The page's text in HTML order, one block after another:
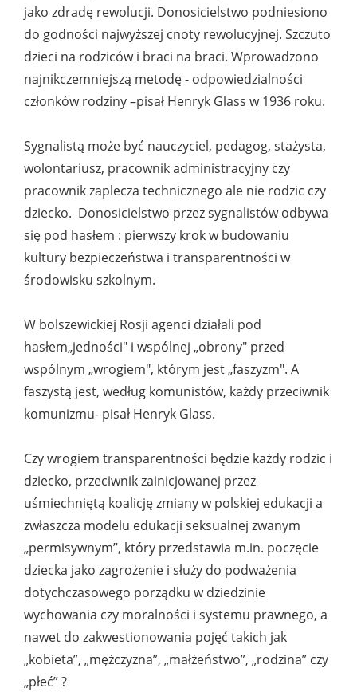
jako zdradę rewolucji. Donosicielstwo podniesiono
do godności najwyższej cnoty rewolucyjnej. Szczuto
dzieci na rodziców i braci na braci. Wprowadzono
najnikczemniejszą metodę - odpowiedzialności
członków rodziny –pisał Henryk Glass w 1936 roku.
Sygnalistą może być nauczyciel, pedagog, stażysta,
wolontariusz, pracownik administracyjny czy
pracownik zaplecza technicznego ale nie rodzic czy
dziecko. Donosicielstwo przez sygnalistów odbywa
się pod hasłem : pierwszy krok w budowaniu
kultury bezpieczeństwa i transparentności w
środowisku szkolnym.
W bolszewickiej Rosji agenci działali pod
hasłem„jedności" i wspólnej „obrony" przed
wspólnym „wrogiem", którym jest „faszyzm". A
faszystą jest, według komunistów, każdy przeciwnik
komunizmu- pisał Henryk Glass.
Czy wrogiem transparentności będzie każdy rodzic i
dziecko, przeciwnik zainicjowanej przez
uśmiechniętą koalicję zmiany w polskiej edukacji a
zwłaszcza modelu edukacji seksualnej zwanym
„permisywnym”, który przedstawia m.in. poczęcie
dziecka jako zagrożenie i służy do podważenia
dotychczasowego porządku w dziedzinie
wychowania czy moralności i systemu prawnego, a
nawet do zakwestionowania pojęć takich jak
„kobieta”, „mężczyzna”, „małżeństwo”, „rodzina” czy
„płeć” ?